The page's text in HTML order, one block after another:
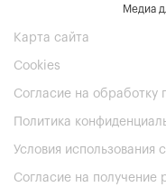
Медиа
Карта сайта
Cookies
Согласие на обработку
Политика
Условия использования
Согласие на получение